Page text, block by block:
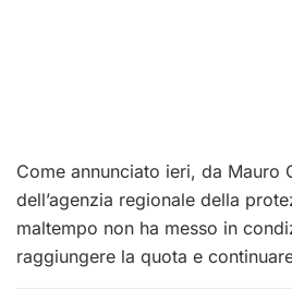
Come annunciato ieri, da Mauro
dell’agenzia regionale della
maltempo non ha messo in
raggiungere la quota e